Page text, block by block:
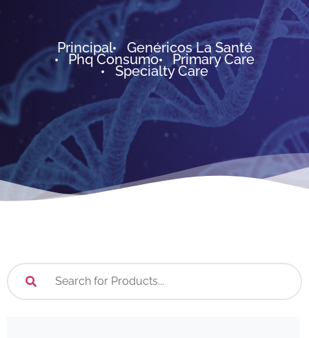
Principal Genéricos La Santé
Phq Consumo Primary Care
Specialty Care